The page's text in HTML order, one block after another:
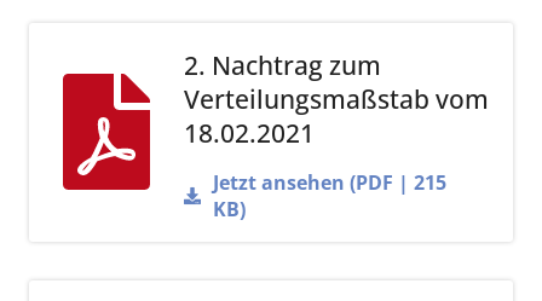
2. Nachtrag zum
Verteilungsmaßstab vom
18.02.2021
Jetzt ansehen (PDF | 215
KB)